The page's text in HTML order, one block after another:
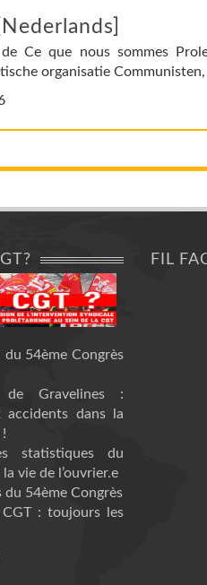
Ce que nous sommes
organisatie
54ème Congrès
Gravelines :
accidents dans la
statistiques du
vie de l’ouvrier.e
54ème Congrès
: toujours les
FIL